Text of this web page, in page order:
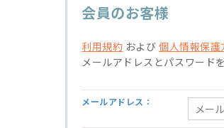
会員のお客様
利用規約 および個人情報保護
メールアドレスとパスワード
メールアドレス：